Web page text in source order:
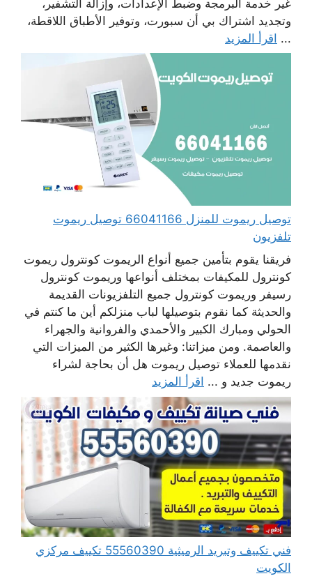
غير خدمة البرمجة وضبط الإعدادات، وإزالة التشفير،
وتجديد اشتراك بي أن سبورت، وتوفير الأطباق اللاقطة،
... اقرأ المزيد
توصيل ريموت للمنزل 66041166 توصيل ريموت
تلفزيون
فريقنا يقوم بتأمين جميع أنواع الريموت كونترول ريموت
كونترول للمكيفات بمختلف أنواعها وريموت كونترول
رسيفر وريموت كونترول جميع التلفزيونات القديمة
والحديثة كما نقوم بتوصيلها لباب منزلكم أين ما كنتم في
الحولي ومبارك الكبير والأحمدي والفروانية والجهراء
والعاصمة. ومن ميزاتنا: وغيرها الكثير من الميزات التي
نقدمها للعملاء توصيل ريموت هل أن بحاجة لشراء
ريموت جديد و ... اقرأ المزيد
فني تكييف وتبريد الرميثية 55560390 تكييف مركزي
الكويت